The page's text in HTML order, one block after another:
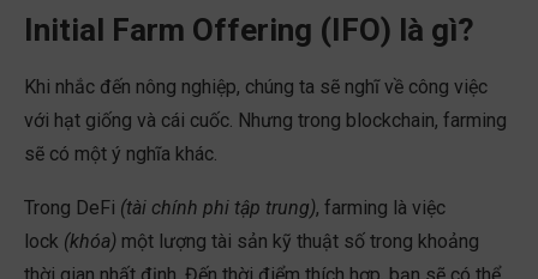
Initial Farm Offering (IFO) là gì?
Khi nhắc đến nông nghiệp, chúng ta sẽ nghĩ về công việc
với hạt giống và cái cuốc. Nhưng trong blockchain, farming
sẽ có một ý nghĩa khác.
Trong DeFi (tài chính phi tập trung), farming là việc
lock (khóa) một lượng tài sản kỹ thuật số trong khoảng